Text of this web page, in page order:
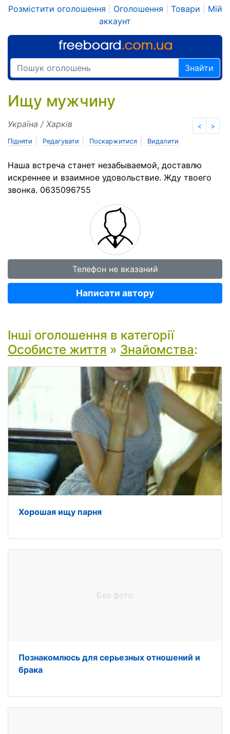
Розмістити оголошення Оголошення Товари
Мій
аккаунт
Знайти
Ищу мужчину
< >
Україна / Харків
Підняти Редагувати Поскаржитися Видалити
Наша встреча станет незабываемой, доставлю
искреннее и взаимное удовольствие. Жду твоего
звонка. 0635096755
Телефон не вказаний
Написати автору
Інші оголошення в категорії
Особисте життя » Знайомства:
Хорошая ищу парня
Без фото
Познакомлюсь для серьезных отношений и
брака